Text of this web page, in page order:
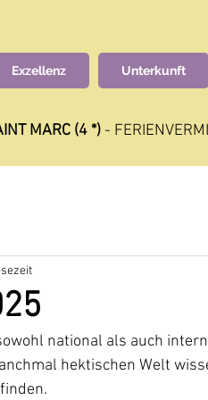
Exzellenz Unterkunft
MARC (4 *) -
national als auch
hektischen Welt